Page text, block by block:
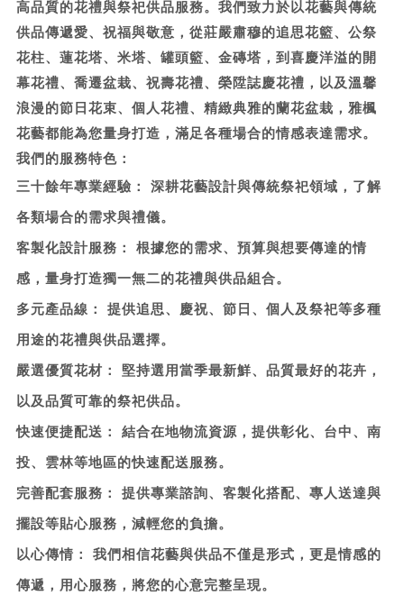
高品質的花禮與祭祀供品服務。我們致力於以花藝與傳統
供品傳遞愛、祝福與敬意，從莊嚴肅穆的追思花籃、公祭
花柱、蓮花塔、米塔、罐頭籃、金磚塔，到喜慶洋溢的開
幕花禮、喬遷盆栽、祝壽花禮、榮陞誌慶花禮，以及溫馨
浪漫的節日花束、個人花禮、精緻典雅的蘭花盆栽，雅楓
花藝都能為您量身打造，滿足各種場合的情感表達需求。
我們的服務特色：
三十餘年專業經驗：
深耕花藝設計與傳統祭祀領域，了解
各類場合的需求與禮儀。
客製化設計服務： 根據您的需求、預算與想要傳達的情
感，量身打造獨一無二的花禮與供品組合。
多元產品線： 提供追思、慶祝、節日、個人及祭祀等多種
用途的花禮與供品選擇。
嚴選優質花材： 堅持選用當季最新鮮、品質最好的花卉，
以及品質可靠的祭祀供品。
快速便捷配送： 結合在地物流資源，提供彰化、台中、南
投、雲林等地區的快速配送服務。
完善配套服務： 提供專業諮詢、客製化搭配、專人送達與
擺設等貼心服務，減輕您的負擔。
以心傳情： 我們相信花藝與供品不僅是形式，更是情感的
傳遞，用心服務，將您的心意完整呈現。